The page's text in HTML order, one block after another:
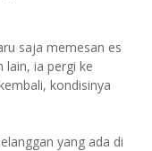
saja memesan es
lain, ia pergi ke
kondisinya
yang ada di